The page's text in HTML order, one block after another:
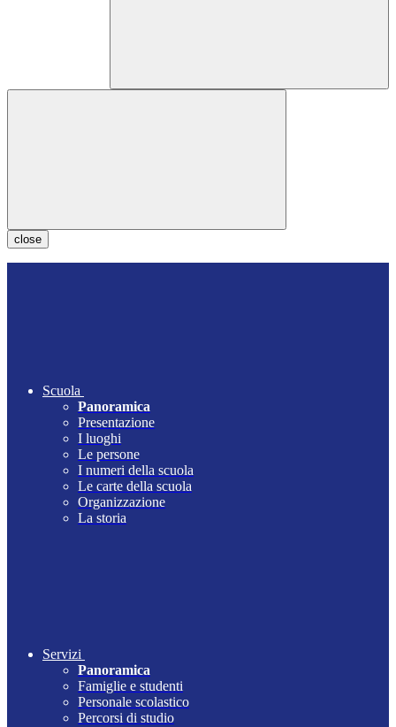
close
Scuola
Panoramica
Presentazione
I luoghi
Le persone
I numeri della scuola
Le carte della scuola
Organizzazione
La storia
Servizi
Panoramica
Famiglie e studenti
Personale scolastico
Percorsi di studio